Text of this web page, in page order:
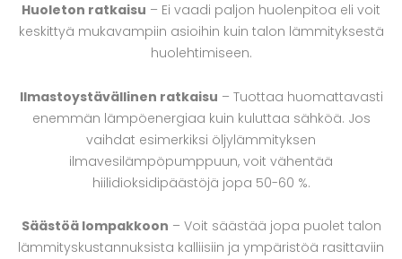
Huoleton ratkaisu – Ei vaadi paljon huolenpitoa eli voit
keskittyä mukavampiin asioihin kuin talon lämmityksestä
huolehtimiseen.
Ilmastoystävällinen ratkaisu – Tuottaa huomattavasti
enemmän lämpöenergiaa kuin kuluttaa sähköä. Jos
vaihdat esimerkiksi öljylämmityksen
ilmavesilämpöpumppuun, voit vähentää
hiilidioksidipäästöjä jopa 50-60 %.
Säästöä lompakkoon – Voit säästää jopa puolet talon
lämmityskustannuksista kalliisiin ja ympäristöä rasittaviin